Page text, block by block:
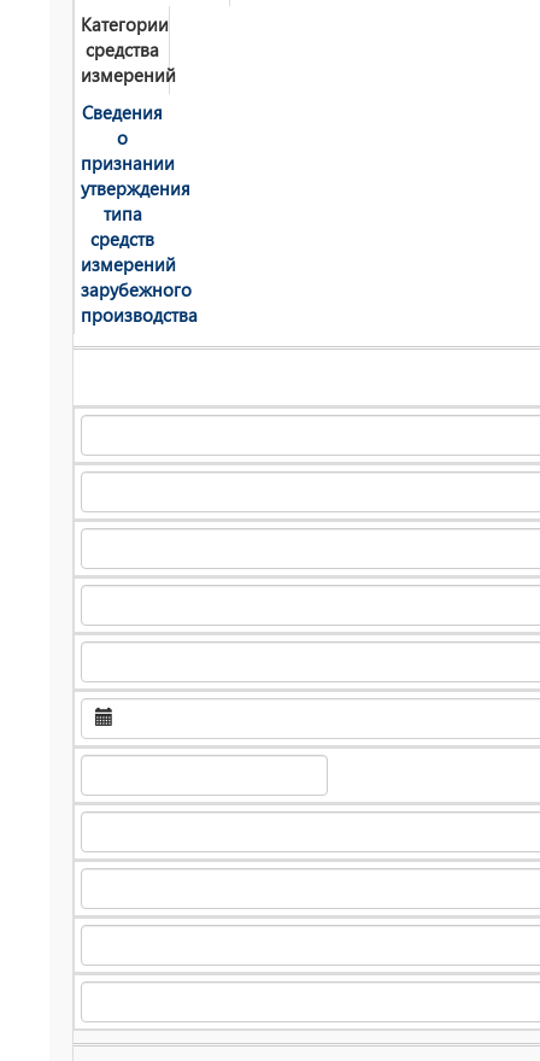
Категории
средства
измерений
Сведения
о
признании
утверждения
типа
средств
измерений
зарубежного
производства